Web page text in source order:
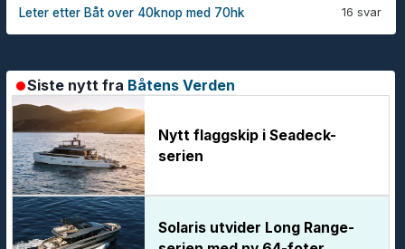
16 svar
Leter etter Båt over 40knop med 70hk
Siste nytt fra Båtens Verden
Nytt flaggskip i Seadeck-
serien
Solaris utvider Long Range-